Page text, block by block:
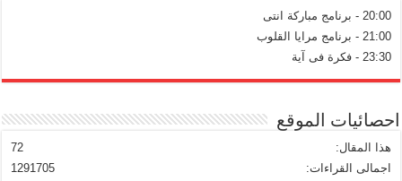
20:00 - برنامج مباركة انتى
21:00 - برنامج مرايا القلوب
23:30 - فكرة فى آية
احصائيات الموقع
72
هذا المقال:
1291705
اجمالى القراءات: